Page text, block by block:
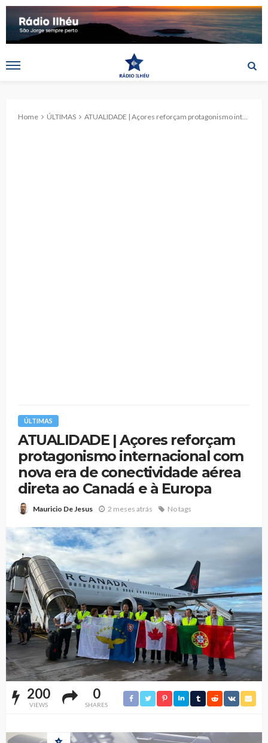
Home ÚLTIMAS ATUALIDADE | Açores reforçam protagonismo internacional com nova era de conectividade aérea direta ao Canadá e à Europa
ÚLTIMAS
ATUALIDADE | Açores reforçam
protagonismo internacional com
nova era de conectividade aérea
direta ao Canadá e à Europa
Mauricio De Jesus 2 meses atrás No tags
200
VIEWS
0
SHARES